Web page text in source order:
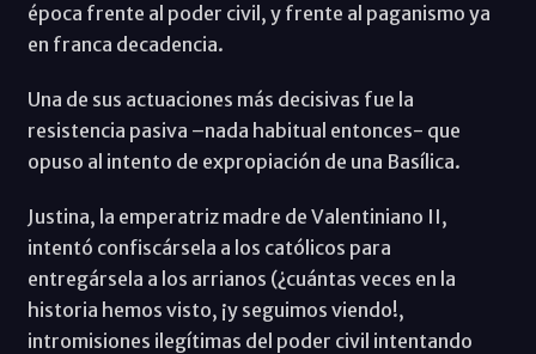
época frente al poder civil, y frente al paganismo ya
en franca decadencia.
Una de sus actuaciones más decisivas fue la
resistencia pasiva –nada habitual entonces- que
opuso al intento de expropiación de una Basílica.
Justina, la emperatriz madre de Valentiniano II,
intentó confiscársela a los católicos para
entregársela a los arrianos (¿cuántas veces en la
historia hemos visto, ¡y seguimos viendo!,
intromisiones ilegítimas del poder civil intentando